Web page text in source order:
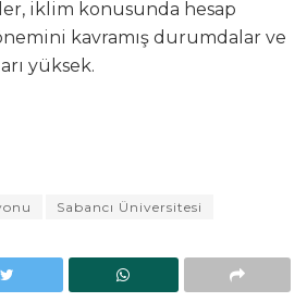
iklim konusunda hesap
kavramış durumdalar ve
yüksek.
Sabancı Üniversitesi